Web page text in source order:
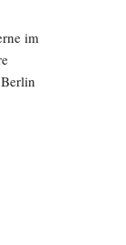
im